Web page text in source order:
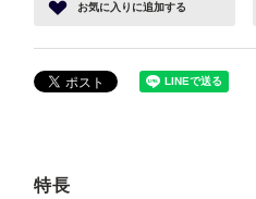
お気に入り に追加する
特長